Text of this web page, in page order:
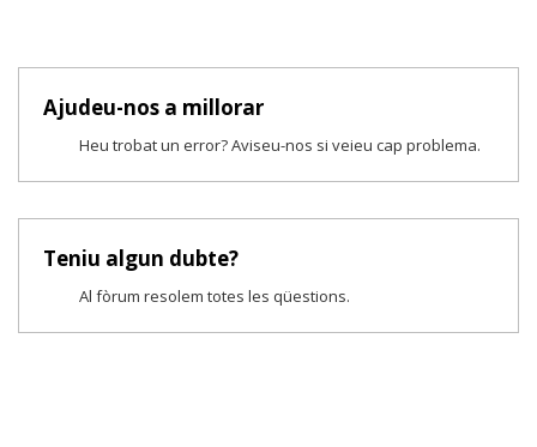
Ajudeu-nos a millorar
Heu trobat un error? Aviseu-nos si veieu cap problema.
Teniu algun dubte?
Al fòrum resolem totes les qüestions.